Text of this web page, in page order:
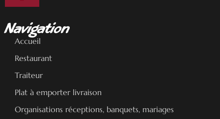
Navigation
Accueil
Restaurant
Traiteur
Plat à emporter livraison
Organisations réceptions, banquets, mariages